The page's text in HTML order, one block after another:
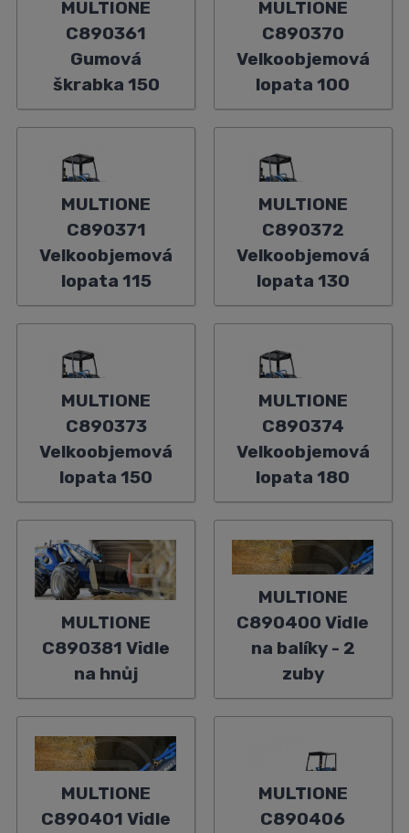
MULTIONE
C890361
Gumová
škrabka 150
MULTIONE
C890370
Velkoobjemová
lopata 100
MULTIONE
C890371
Velkoobjemová
lopata 115
MULTIONE
C890372
Velkoobjemová
lopata 130
MULTIONE
C890373
Velkoobjemová
lopata 150
MULTIONE
C890374
Velkoobjemová
lopata 180
MULTIONE
C890381 Vidle
na hnůj
MULTIONE
C890400 Vidle
na balíky - 2
zuby
MULTIONE
C890401 Vidle
MULTIONE
C890406